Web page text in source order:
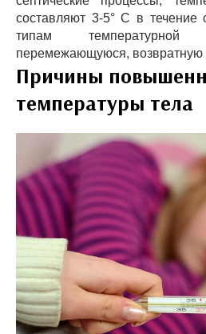
составляют 3-5° С в течение
типам
перемежающуюся, возвратную
Причины
температуры тела